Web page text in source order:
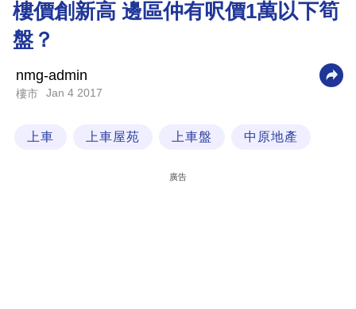
財
科
樓價創新高 邊區仲有呎價1萬以下筍
盤？
nmg-admin
樓市 Jan 4 2017
上車 上車屋苑 上車盤 中原地產
廣告